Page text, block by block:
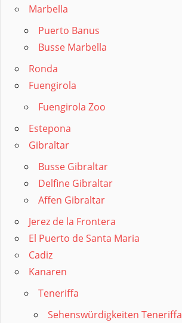
Marbella
Puerto Banus
Busse Marbella
Ronda
Fuengirola
Fuengirola Zoo
Estepona
Gibraltar
Busse Gibraltar
Delfine Gibraltar
Affen Gibraltar
Jerez de la Frontera
El Puerto de Santa Maria
Cadiz
Kanaren
Teneriffa
Sehenswürdigkeiten Teneriffa